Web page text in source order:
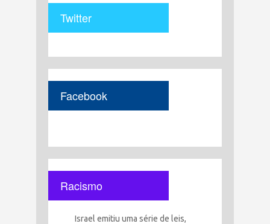
Twitter
Facebook
Racismo
Israel emitiu uma série de leis,